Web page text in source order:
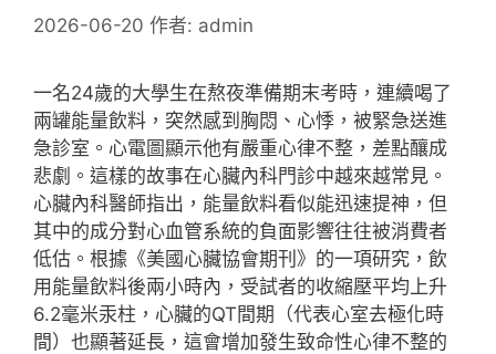
2026-06-20 作者: admin
一名24歲的大學生在熬夜準備期末考時，連續喝了
兩罐能量飲料，突然感到胸悶、心悸，被緊急送進
急診室。心電圖顯示他有嚴重心律不整，差點釀成
悲劇。這樣的故事在心臟內科門診中越來越常見。
心臟內科醫師指出，能量飲料看似能迅速提神，但
其中的成分對心血管系統的負面影響往往被消費者
低估。根據《美國心臟協會期刊》的一項研究，飲
用能量飲料後兩小時內，受試者的收縮壓平均上升
6.2毫米汞柱，心臟的QT間期（代表心室去極化時
間）也顯著延長，這會增加發生致命性心律不整的